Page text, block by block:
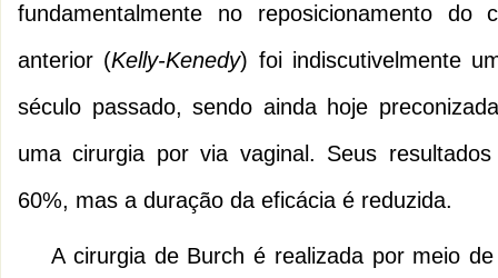
fundamentalmente no reposicionamento do
anterior (Kelly-Kenedy) foi indiscutivelmente
século passado, sendo ainda hoje
uma cirurgia por via vaginal. Seus
60%, mas a duração da eficácia é reduzida.
A cirurgia de Burch é realizada por meio